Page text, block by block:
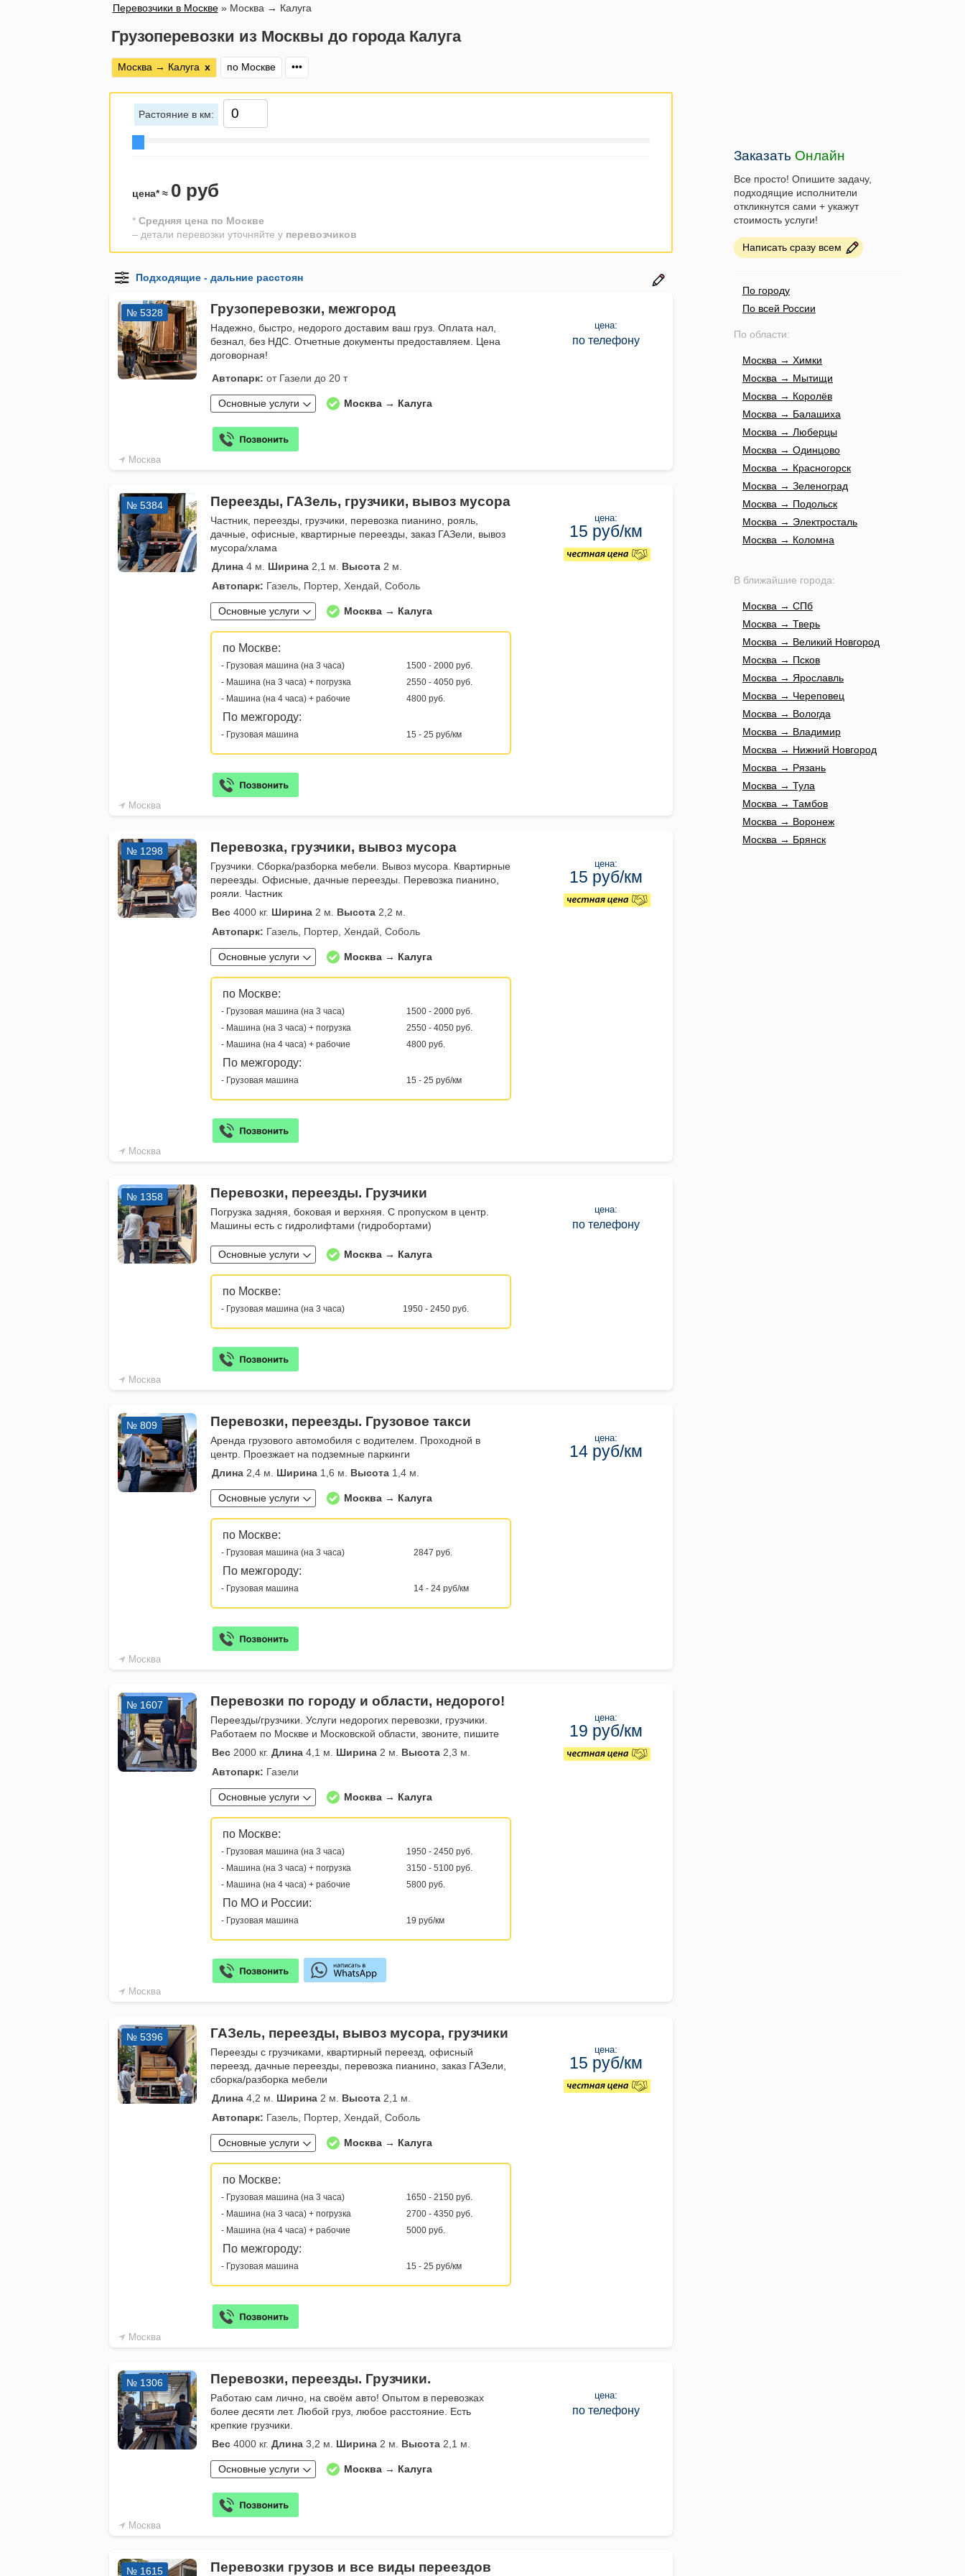
Перевозчики в Москве» Москва → Калуга
Грузоперевозки из Москвы до города Калуга
Москва → Калуга х по Москве •••
Растояние в км:
цена* ≈ 0 руб
* Средняя цена по Москве
– детали перевозки уточняйте у перевозчиков
Москва
№ 5328 Грузоперевозки, межгород
Надежно, быстро, недорого доставим ваш груз. Оплата нал,
безнал, без НДС. Отчетные документы предоставляем. Цена
договорная!
Автопарк: от Газели до 20 т
Основные услуги Москва → Калуга
цена:
по телефону
Москва
№ 5384 Переезды, ГАЗель, грузчики, вывоз мусора
Частник, переезды, грузчики, перевозка пианино, рояль,
дачные, офисные, квартирные переезды, заказ ГАЗели, вывоз
мусора/хлама
Длина 4 м. Ширина 2,1 м. Высота 2 м.
Автопарк: Газель, Портер, Хендай, Соболь
Основные услуги Москва → Калуга
по Москве:
- Грузовая машина (на 3 часа)
1500 - 2000 руб.
- Машина (на 3 часа) + погрузка
2550 - 4050 руб.
- Машина (на 4 часа) + рабочие
4800 руб.
По межгороду:
- Грузовая машина 15 - 25 руб/км
цена:
15 руб/км
Москва
№ 1298 Перевозка, грузчики, вывоз мусора
Грузчики. Сборка/разборка мебели. Вывоз мусора. Квартирные
переезды. Офисные, дачные переезды. Перевозка пианино,
рояли. Частник
Вес 4000 кг. Ширина 2 м. Высота 2,2 м.
Автопарк: Газель, Портер, Хендай, Соболь
Основные услуги Москва → Калуга
по Москве:
- Грузовая машина (на 3 часа)
1500 - 2000 руб.
- Машина (на 3 часа) + погрузка
2550 - 4050 руб.
- Машина (на 4 часа) + рабочие
4800 руб.
По межгороду:
- Грузовая машина 15 - 25 руб/км
цена:
15 руб/км
Москва
№ 1358 Перевозки, переезды. Грузчики
Погрузка задняя, боковая и верхняя. С пропуском в центр.
Машины есть с гидролифтами (гидробортами)
Основные услуги Москва → Калуга
по Москве:
- Грузовая машина (на 3 часа) 1950 - 2450 руб.
цена:
по телефону
Москва
№ 809 Перевозки, переезды. Грузовое такси
Аренда грузового автомобиля с водителем. Проходной в
центр. Проезжает на подземные паркинги
Длина 2,4 м. Ширина 1,6 м. Высота 1,4 м.
Основные услуги Москва → Калуга
по Москве:
- Грузовая машина (на 3 часа) 2847 руб.
По межгороду:
- Грузовая машина 14 - 24 руб/км
цена:
14 руб/км
Москва
№ 1607 Перевозки по городу и области, недорого!
Переезды/грузчики. Услуги недорогих перевозки, грузчики.
Работаем по Москве и Московской области, звоните, пишите
Вес 2000 кг. Длина 4,1 м. Ширина 2 м. Высота 2,3 м.
Автопарк: Газели
Основные услуги Москва → Калуга
по Москве:
- Грузовая машина (на 3 часа)
1950 - 2450 руб.
- Машина (на 3 часа) + погрузка
3150 - 5100 руб.
- Машина (на 4 часа) + рабочие
5800 руб.
По МО и России:
- Грузовая машина 19 руб/км
цена:
19 руб/км
Москва
№ 5396 ГАЗель, переезды, вывоз мусора, грузчики
Переезды с грузчиками, квартирный переезд, офисный
переезд, дачные переезды, перевозка пианино, заказ ГАЗели,
сборка/разборка мебели
Длина 4,2 м. Ширина 2 м. Высота 2,1 м.
Автопарк: Газель, Портер, Хендай, Соболь
Основные услуги Москва → Калуга
по Москве:
- Грузовая машина (на 3 часа)
1650 - 2150 руб.
- Машина (на 3 часа) + погрузка
2700 - 4350 руб.
- Машина (на 4 часа) + рабочие
5000 руб.
По межгороду:
- Грузовая машина 15 - 25 руб/км
цена:
15 руб/км
Москва
№ 1306 Перевозки, переезды. Грузчики.
Работаю сам лично, на своём авто! Опытом в перевозках
более десяти лет. Любой груз, любое расстояние. Есть
крепкие грузчики.
Вес 4000 кг. Длина 3,2 м. Ширина 2 м. Высота 2,1 м.
Основные услуги Москва → Калуга
цена:
по телефону
№ 1615 Перевозки грузов и все виды переездов
Заказать Онлайн
Все просто! Опишите задачу,
подходящие исполнители
откликнутся сами + укажут
стоимость услуги!
Написать сразу всем
По городу
По всей России
По области:
Москва → Химки
Москва → Мытищи
Москва → Королёв
Москва → Балашиха
Москва → Люберцы
Москва → Одинцово
Москва → Красногорск
Москва → Зеленоград
Москва → Подольск
Москва → Электросталь
Москва → Коломна
В ближайшие города:
Москва → СПб
Москва → Тверь
Москва → Великий Новгород
Москва → Псков
Москва → Ярославль
Москва → Череповец
Москва → Вологда
Москва → Владимир
Москва → Нижний Новгород
Москва → Рязань
Москва → Тула
Москва → Тамбов
Москва → Воронеж
Москва → Брянск